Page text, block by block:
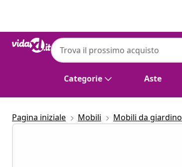
Categorie Aste
Pagina iniziale Mobili Mobili da giardino